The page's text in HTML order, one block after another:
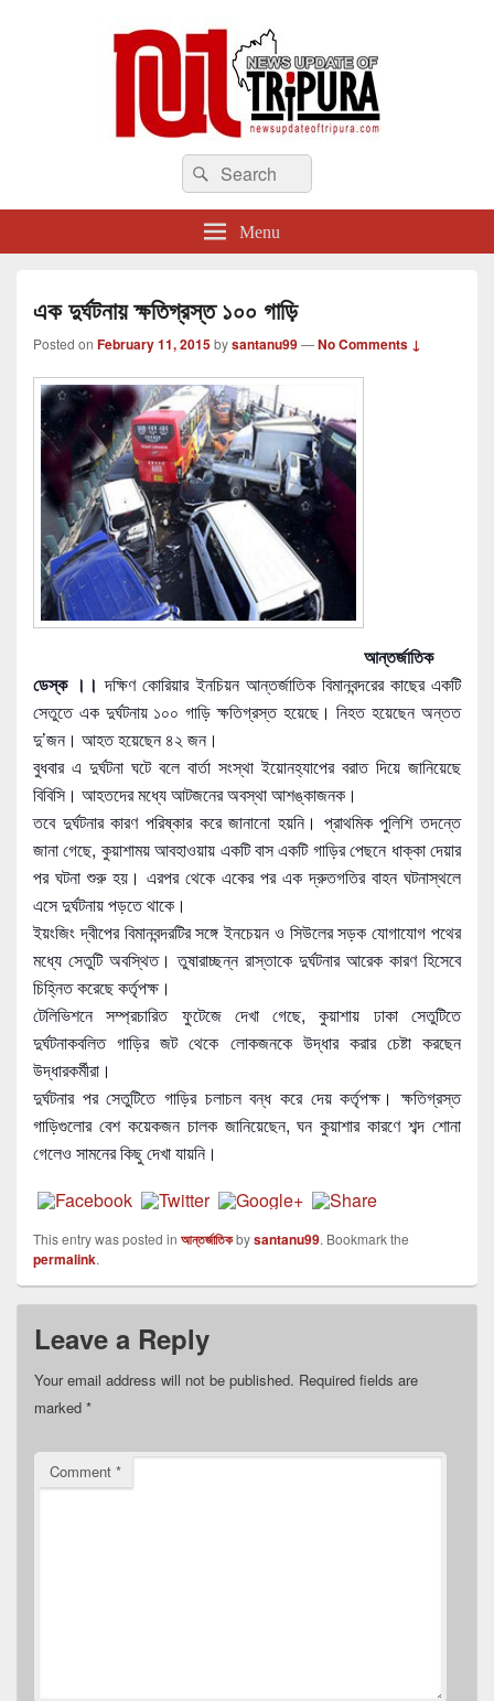
newsupdateoftripura.com
The one & only exceptional Bengali Version online news & infotainment portal
in Tripura.
Search
for:
Search
Menu
এক দুর্ঘটনায় ক্ষতিগ্রস্ত ১০০ গাড়ি
Posted on February 11, 2015bysantanu99—No Comments ↓
আন্তর্জাতিক
ডেস্ক ।। দক্ষিণ কোরিয়ার ইনচিয়ন আন্তর্জাতিক বিমানবন্দরের কাছের একটি
সেতুতে এক দুর্ঘটনায় ১০০ গাড়ি ক্ষতিগ্রস্ত হয়েছে। নিহত হয়েছেন অন্তত
দু’জন। আহত হয়েছেন ৪২ জন।
বুধবার এ দুর্ঘটনা ঘটে বলে বার্তা সংস্থা ইয়োনহ্যাপের বরাত দিয়ে জানিয়েছে
বিবিসি। আহতদের মধ্যে আটজনের অবস্থা আশঙ্কাজনক।
তবে দুর্ঘটনার কারণ পরিষ্কার করে জানানো হয়নি। প্রাথমিক পুলিশি তদন্তে
জানা গেছে, কুয়াশাময় আবহাওয়ায় একটি বাস একটি গাড়ির পেছনে ধাক্কা দেয়ার
পর ঘটনা শুরু হয়। এরপর থেকে একের পর এক দ্রুতগতির বাহন ঘটনাস্থলে
এসে দুর্ঘটনায় পড়তে থাকে।
ইয়ংজিং দ্বীপের বিমানবন্দরটির সঙ্গে ইনচেয়ন ও সিউলের সড়ক যোগাযোগ পথের
মধ্যে সেতুটি অবস্থিত। তুষারাচ্ছন্ন রাস্তাকে দুর্ঘটনার আরেক কারণ হিসেবে
চিহ্নিত করেছে কর্তৃপক্ষ।
টেলিভিশনে সম্প্রচারিত ফুটেজে দেখা গেছে, কুয়াশায় ঢাকা সেতুটিতে
দুর্ঘটনাকবলিত গাড়ির জট থেকে লোকজনকে উদ্ধার করার চেষ্টা করছেন
উদ্ধারকর্মীরা।
দুর্ঘটনার পর সেতুটিতে গাড়ির চলাচল বন্ধ করে দেয় কর্তৃপক্ষ। ক্ষতিগ্রস্ত
গাড়িগুলোর বেশ কয়েকজন চালক জানিয়েছেন, ঘন কুয়াশার কারণে শব্দ শোনা
গেলেও সামনের কিছু দেখা যায়নি।
This entry was posted in আন্তর্জাতিকbysantanu99. Bookmark the
permalink.
Leave a Reply
Your email address will not be published. Required fields are
marked *
Comment *